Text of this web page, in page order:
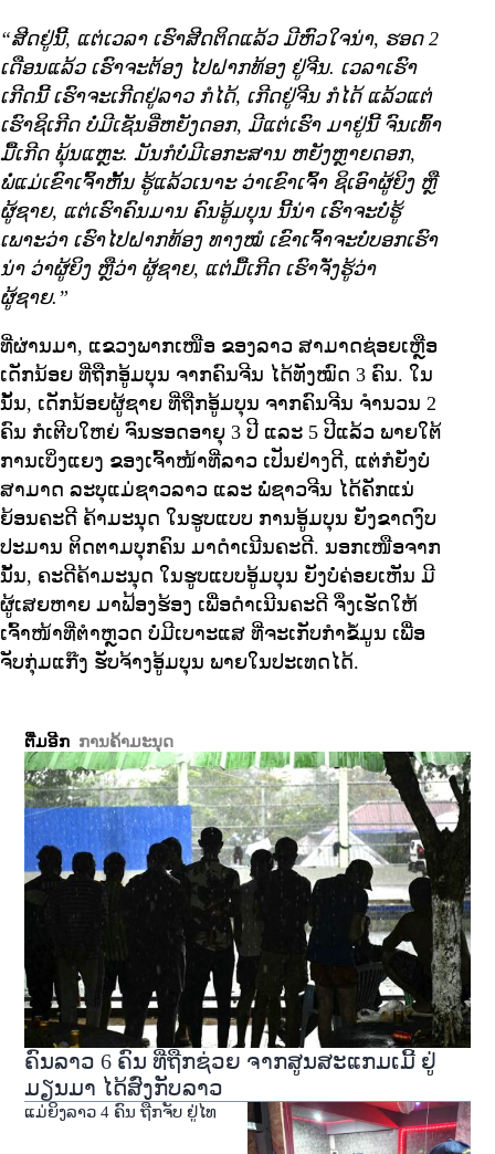
“ສີດຢູ່ນີ້, ແຕ່ເວລາ ເຮົາສີດຕິດແລ້ວ ມີຫົວໃຈນ່າ, ຮອດ 2
ເດືອນແລ້ວ ເຮົາຈະຕ້ອງ ໄປຝາກທ້ອງ ຢູ່ຈີນ. ເວລາເຮົາ
ເກີດນີ້ ເຮົາຈະເກີດຢູ່ລາວ ກໍໄດ້, ເກີດຢູ່ຈີນ ກໍໄດ້ ແລ້ວແຕ່
ເຮົາຊິເກີດ ບໍ່ມີເຊັນອີ່ຫຍັງດອກ, ມີແຕ່ເຮົາ ມາຢູ່ນີ້ ຈົນເທົ້າ
ມື້ເກີດ ພຸ້ນແຫຼະ. ມັນກໍບໍ່ມີເອກະສານ ຫຍັງຫຼາຍດອກ,
ພໍ່ແມ່ເຂົາເຈົ້າຫັ້ນ ຮູ້ແລ້ວເນາະ ວ່າເຂົາເຈົ້າ ຊິເອົາຜູ້ຍິງ ຫຼື
ຜູ້ຊາຍ, ແຕ່ເຮົາຄົນມານ ຄົນອູ້ມບຸນ ນີ້ນ່າ ເຮົາຈະບໍ່ຮູ້
ເພາະວ່າ ເຮົາໄປຝາກທ້ອງ ທາງໝໍ ເຂົາເຈົ້າຈະບໍ່ບອກເຮົາ
ນ່າ ວ່າຜູ້ຍິງ ຫຼືວ່າ ຜູ້ຊາຍ, ແຕ່ມື້ເກີດ ເຮົາຈັ່ງຮູ້ວ່າ
ຜູ້ຊາຍ.”
ທີ່ຜ່ານມາ, ແຂວງພາກເໜືອ ຂອງລາວ ສາມາດຊ່ອຍເຫຼືອ
ເດັກນ້ອຍ ທີ່ຖືກອູ້ມບຸນ ຈາກຄົນຈີນ ໄດ້ທັງໝົດ 3 ຄົນ. ໃນ
ນັ້ນ, ເດັກນ້ອຍຜູ້ຊາຍ ທີ່ຖືກອູ້ມບຸນ ຈາກຄົນຈີນ ຈໍານວນ 2
ຄົນ ກໍເຕີບໃຫຍ່ ຈົນຮອດອາຍຸ 3 ປີ ແລະ 5 ປີແລ້ວ ພາຍໃຕ້
ການເບິ່ງແຍງ ຂອງເຈົ້າໜ້າທີ່ລາວ ເປັນຢ່າງດີ, ແຕ່ກໍຍັງບໍ່
ສາມາດ ລະບຸແມ່ຊາວລາວ ແລະ ພໍ່ຊາວຈີນ ໄດ້ຄັກແນ່
ຍ້ອນຄະດີ ຄ້າມະນຸດ ໃນຮູບແບບ ການອູ້ມບຸນ ຍັງຂາດງົບ
ປະມານ ຕິດຕາມບຸກຄົນ ມາດໍາເນີນຄະດີ. ນອກເໜືອຈາກ
ນັ້ນ, ຄະດີຄ້າມະນຸດ ໃນຮູບແບບອູ້ມບຸນ ຍັງບໍ່ຄ່ອຍເຫັນ ມີ
ຜູ້ເສຍຫາຍ ມາຟ້ອງຮ້ອງ ເພື່ອດໍາເນີນຄະດີ ຈຶ່ງເຮັດໃຫ້
ເຈົ້າໜ້າທີ່ຕໍາຫຼວດ ບໍ່ມີເບາະແສ ທີ່ຈະເກັບກໍາຂໍ້ມູນ ເພື່ອ
ຈັບກຸ່ມແກ໊ງ ຮັບຈ້າງອູ້ມບຸນ ພາຍໃນປະເທດໄດ້.
ຕື່ມອີກ ການຄ້າມະນຸດ
ຄົນລາວ 6 ຄົນ ທີ່ຖືກຊ່ວຍ ຈາກສູນສະແກມເມີ້ ຢູ່
ມຽນມາ ໄດ້ສົ່ງກັບລາວ
ແມ່ຍິງລາວ 4 ຄົນ ຖືກຈັບ ຢູ່ໄທ